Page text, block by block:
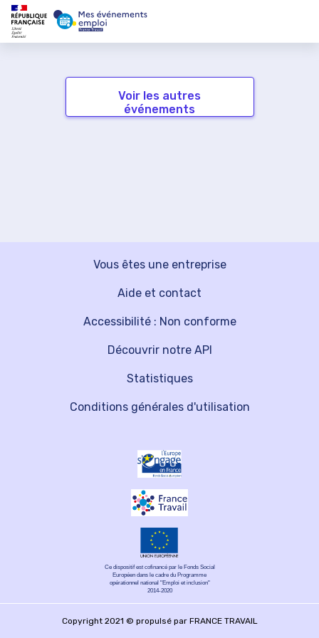
Voir les autres
événements
Vous êtes une entreprise
Découvrir notre API
Aide et contact
Statistiques
Accessibilité : Non conforme
Conditions générales d'utilisation
Ce dispositif est cofinancé par le Fonds Social
Européen dans le cadre du Programme
opérationnel national "Emploi et inclusion"
2014-2020
Copyright 2021 © propulsé par FRANCE TRAVAIL